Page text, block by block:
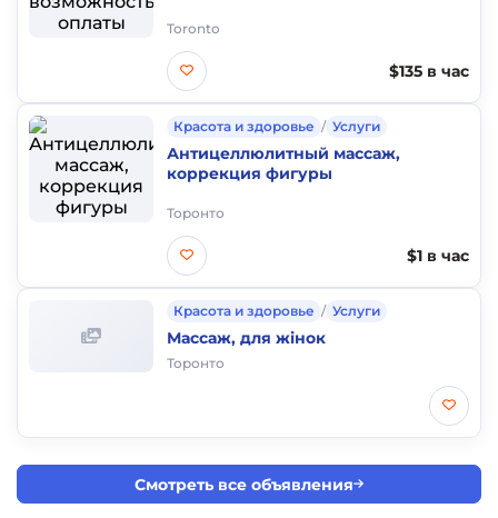
Toronto
$135 в час
Красота и здоровье / Услуги
Антицеллюлитный массаж,
коррекция фигуры
Торонто
$1 в час
Красота и здоровье / Услуги
Массаж, для жінок
Торонто
Смотреть все объявления